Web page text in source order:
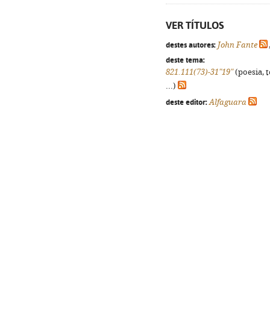
VER TÍTULOS
destes autores: John Fante
deste tema:
821.111(73)-31"19"(poesia,
...)
deste editor: Alfaguara